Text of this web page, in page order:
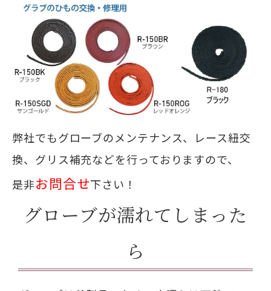
弊社でもグローブのメンテナンス、レース紐交
換、グリス補充などを行っておりますので、
是非お問合せ下さい！
グローブが濡れてしまった
ら